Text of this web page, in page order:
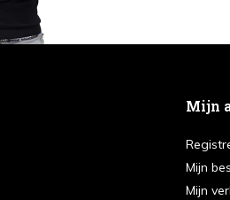
Mijn
Mijn
Mijn